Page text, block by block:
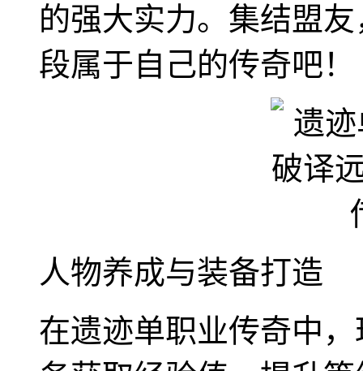
的强大实力。集结盟
段属于自己的传奇吧！
人物养成与装备打造
在遗迹单职业传奇中